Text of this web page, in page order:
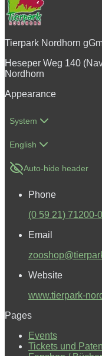
Tierpark Nordhorn
Heseper Weg 140
Nordhorn
Appearance
System
English
Auto-hide header
Phone
(0 59 21) 71200-0
Email
Website
www.tierpark-
Pages
Events
Tickets und